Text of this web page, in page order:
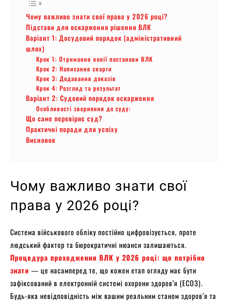
Чому важливо знати свої права у 2026 році?
Підстави для оскарження рішення ВЛК
Варіант 1: Досудовий порядок (адміністративний
шлях)
Крок 1: Отримання копії постанови ВЛК
Крок 2: Написання скарги
Крок 3: Додавання доказів
Крок 4: Розгляд та результат
Варіант 2: Судовий порядок оскарження
Особливості звернення до суду:
Що саме перевіряє суд?
Практичні поради для успіху
Висновок
Чому важливо знати свої
права у 2026 році?
Система військового обліку постійно цифровізується, проте
людський фактор та бюрократичні нюанси залишаються.
Процедура проходження ВЛК у 2026 році: що потрібно
знати — це насамперед те, що кожен етап огляду має бути
зафіксований в електронній системі охорони здоров’я (ЕСОЗ).
Будь-яка невідповідність між вашим реальним станом здоров’я та